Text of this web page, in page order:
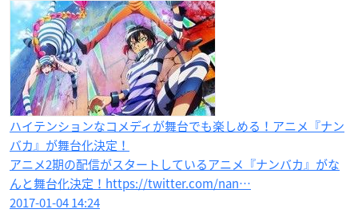
ハイテンションなコメディが舞台でも楽しめる！アニメ『ナン
バカ』が舞台化決定！
アニメ2期の配信がスタートしているアニメ『ナンバカ』がな
んと舞台化決定！https://twitter.com/nan…
2017-01-04 14:24